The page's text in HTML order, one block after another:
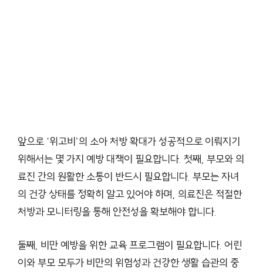
앞으로 ‘위고비’의 소아 처방 확대가 성공적으로 이뤄지기
위해서는 몇 가지 예방 대책이 필요합니다. 첫째, 부모와 의
료진 간의 원활한 소통이 반드시 필요합니다. 부모는 자녀
의 건강 상태를 정확히 알고 있어야 하며, 의료진은 적절한
처방과 모니터링을 통해 안전성을 확보해야 합니다.
둘째, 비만 예방을 위한 교육 프로그램이 필요합니다. 어린
이와 부모 모두가 비만의 위험성과 건강한 생활 습관의 중